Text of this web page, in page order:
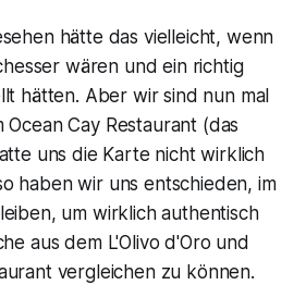
hätte das vielleicht, wenn
wären und ein richtig
hätten. Aber wir sind nun mal
Ocean Cay Restaurant (das
uns die Karte nicht wirklich
haben wir uns entschieden, im
um wirklich authentisch
aus dem L'Olivo d'Oro und
vergleichen zu können.